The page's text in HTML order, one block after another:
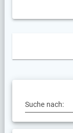
Suche nach: